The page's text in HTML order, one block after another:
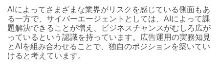
AIによってさまざまな業界がリスクを感じている側面もあ
る一方で、サイバーエージェントとしては、AIによって課
題解決できることが増え、ビジネスチャンスがむしろ広が
っているという認識を持っています。広告運用の実務知見
とAIを組み合わせることで、独自のポジションを築いてい
けると考えています。